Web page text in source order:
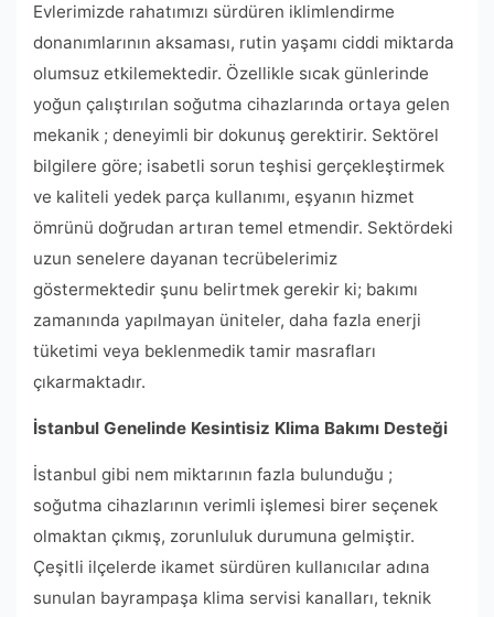
Evlerimizde rahatımızı sürdüren iklimlendirme
donanımlarının aksaması, rutin yaşamı ciddi miktarda
olumsuz etkilemektedir. Özellikle sıcak günlerinde
yoğun çalıştırılan soğutma cihazlarında ortaya gelen
mekanik ; deneyimli bir dokunuş gerektirir. Sektörel
bilgilere göre; isabetli sorun teşhisi gerçekleştirmek
ve kaliteli yedek parça kullanımı, eşyanın hizmet
ömrünü doğrudan artıran temel etmendir. Sektördeki
uzun senelere dayanan tecrübelerimiz
göstermektedir şunu belirtmek gerekir ki; bakımı
zamanında yapılmayan üniteler, daha fazla enerji
tüketimi veya beklenmedik tamir masrafları
çıkarmaktadır.
İstanbul Genelinde Kesintisiz Klima Bakımı Desteği
İstanbul gibi nem miktarının fazla bulunduğu ;
soğutma cihazlarının verimli işlemesi birer seçenek
olmaktan çıkmış, zorunluluk durumuna gelmiştir.
Çeşitli ilçelerde ikamet sürdüren kullanıcılar adına
sunulan bayrampaşa klima servisi kanalları, teknik